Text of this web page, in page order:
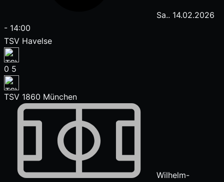
Sa.. 14.02.2026
- 14:00
TSV Havelse
0 5
TSV 1860 München
Wilhelm-